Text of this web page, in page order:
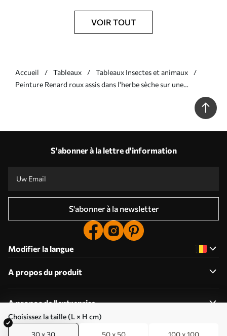
Choisissez la taille (L × H cm)
30 x 30 50 x 50 100 x 100
VOIR TOUT
Accueil Tableaux
Tableaux Insectes et animaux
Peinture Renard roux assis dans l'herbe sèche sur une
S'abonner à la lettre d'information
S'abonner à la newsletter
Modifier la langue
A propos du produit
A propos de l'entreprise